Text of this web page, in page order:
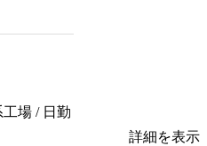
場 / 日勤
詳細を表示